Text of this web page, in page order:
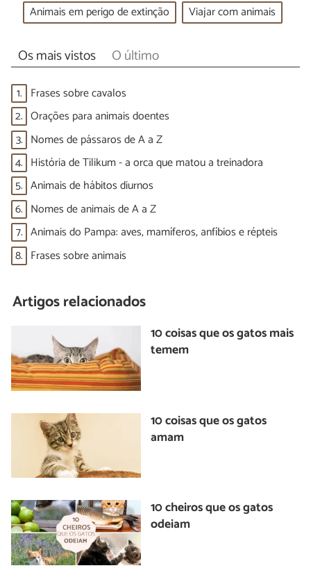
Animais em perigo de extinção Viajar com animais
Os mais vistos O último
1. Frases sobre cavalos
2. Orações para animais doentes
3. Nomes de pássaros de A a Z
4. História de Tilikum - a orca que matou a treinadora
5. Animais de hábitos diurnos
6. Nomes de animais de A a Z
7. Animais do Pampa: aves, mamíferos, anfíbios e répteis
8. Frases sobre animais
Artigos relacionados
10 coisas que os gatos mais
temem
10 coisas que os gatos
amam
10 cheiros que os gatos
odeiam